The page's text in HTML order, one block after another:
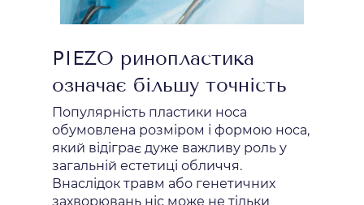
PIEZO ринопластика
означає більшу точність
Популярність пластики носа
обумовлена ​​розміром і формою носа,
який відіграє дуже важливу роль у
загальній естетиці обличчя.
Внаслідок травм або генетичних
захворювань ніс може не тільки